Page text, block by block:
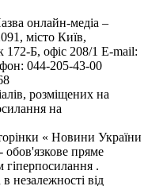
онлайн-медіа –
місто Київ,
Б, офіс 208/1 E-mail:
044-205-43-00
розміщених на
на
« Новини України
обов'язкове пряме
гіперпосилання .
незалежності від